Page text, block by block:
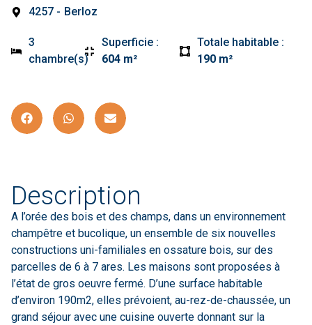
4257 - Berloz
3
chambre(s)
Superficie :
604 m²
Totale habitable :
190 m²
Description
A l’orée des bois et des champs, dans un environnement
champêtre et bucolique, un ensemble de six nouvelles
constructions uni-familiales en ossature bois, sur des
parcelles de 6 à 7 ares. Les maisons sont proposées à
l’état de gros oeuvre fermé. D’une surface habitable
d’environ 190m2, elles prévoient, au-rez-de-chaussée, un
grand séjour avec une cuisine ouverte donnant sur la